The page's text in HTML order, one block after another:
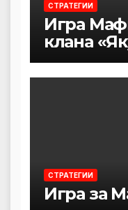
СТРАТЕГИИ
Игра
клана
СТРАТЕГИИ
Игра за